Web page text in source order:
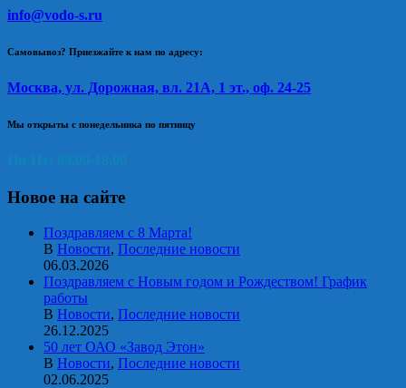
info@vodo-s.ru
Самовывоз? Приезжайте к нам по адресу:
Москва, ул. Дорожная, вл. 21А, 1 эт., оф. 24-25
Мы открыты с понедельника по пятницу
Новое на сайте
Поздравляем с 8 Марта!
В Новости, Последние новости
06.03.2026
Поздравляем с Новым годом и Рождеством! График
работы
В Новости, Последние новости
26.12.2025
50 лет ОАО «Завод Этон»
В Новости, Последние новости
02.06.2025